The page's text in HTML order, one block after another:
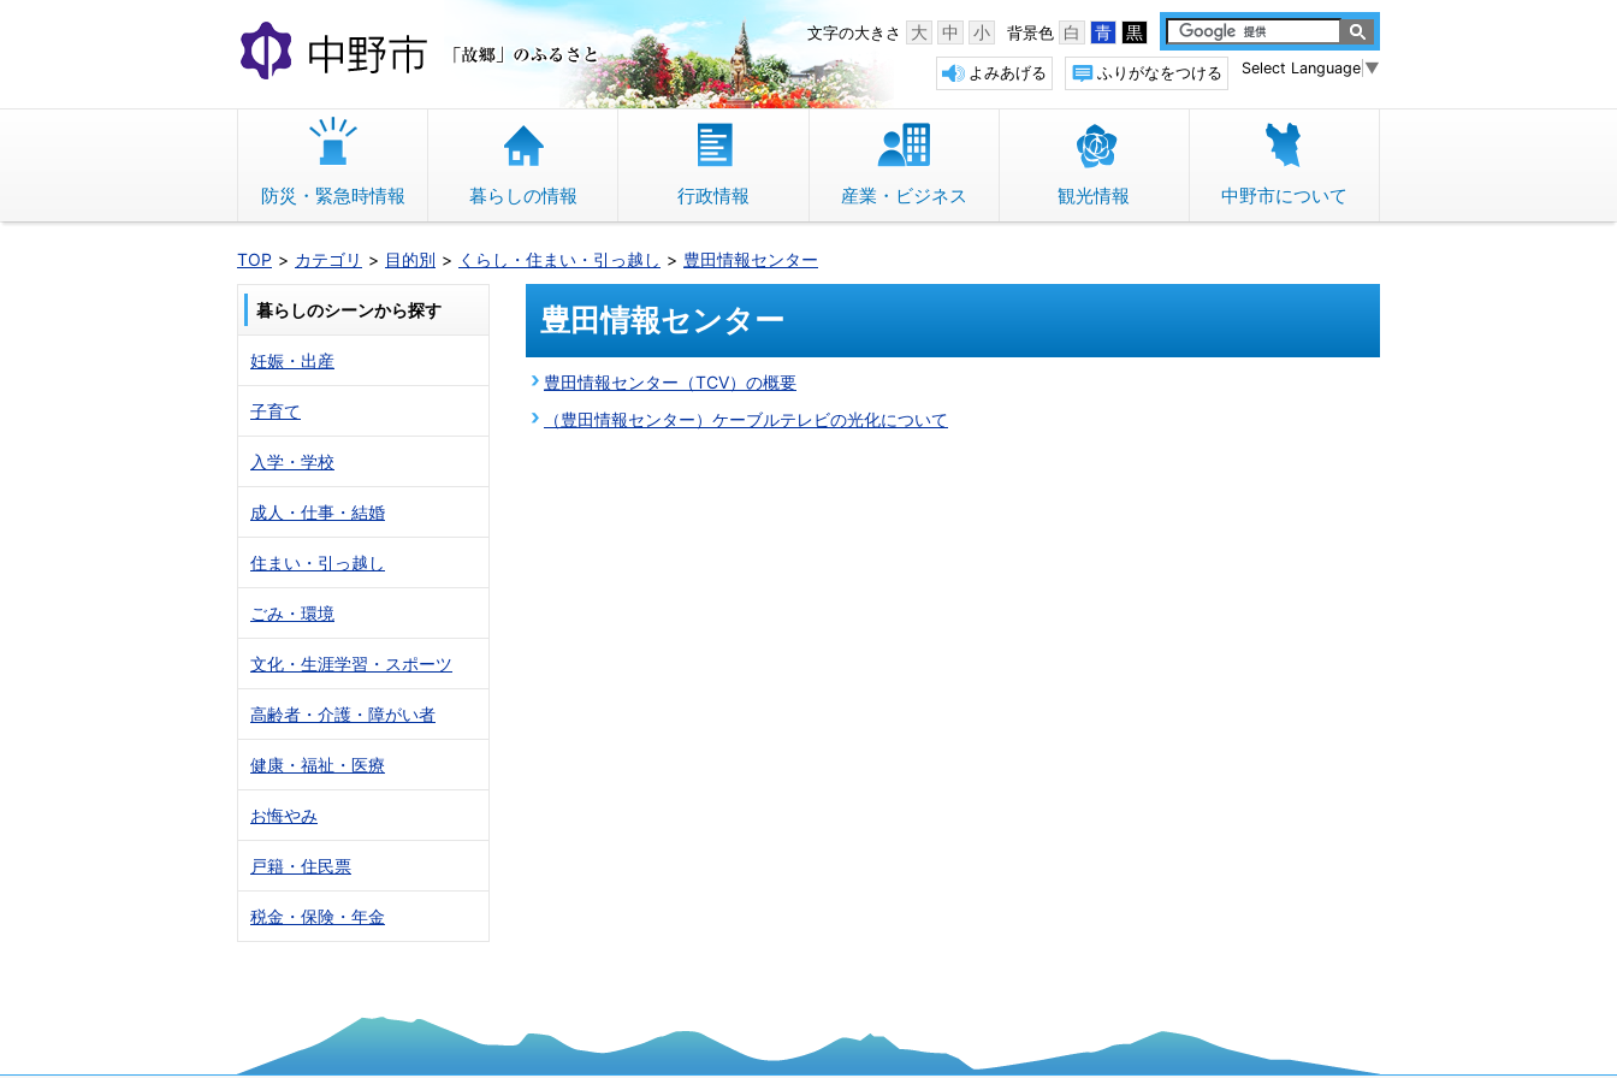
文
へ
動
中野市 「故郷」のふるさと 背景色 白 青 黒
文字の大きさ 大 中 小
Select Language ▼
ふりがなをつける
よみあげる
防災・緊急時情報 暮らしの情報 行政情報 産業・ビジネス 観光情報 中野市について
TOP カテゴリ 目的別 くらし・住まい・引っ越し 豊田情報センター
豊田情報センター
豊田情報センター（TCV）の概要
（豊田情報センター）ケーブルテレビの光化について
暮らしのシーンから探す
妊娠・出産
子育て
入学・学校
成人・仕事・結婚
住まい・引っ越し
ごみ・環境
文化・生涯学習・スポーツ
高齢者・介護・障がい者
健康・福祉・医療
お悔やみ
戸籍・住民票
税金・保険・年金